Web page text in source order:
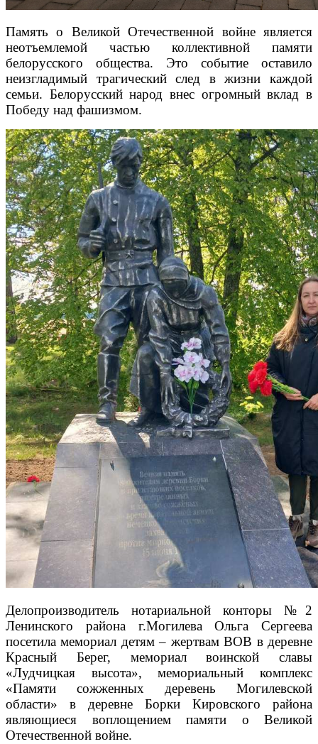
Память о Великой Отечественной войне является
неотъемлемой частью коллективной памяти
белорусского общества. Это событие оставило
неизгладимый трагический след в жизни каждой
семьи. Белорусский народ внес огромный вклад в
Победу над фашизмом.
Делопроизводитель нотариальной конторы №2
Ленинского района г.Могилева Ольга Сергеева
посетила мемориал детям – жертвам ВОВ в деревне
Красный Берег, мемориал воинской славы
«Лудчицкая высота», мемориальный комплекс
«Памяти сожженных деревень Могилевской
области» в деревне Борки Кировского района
являющиеся воплощением памяти о Великой
Отечественной войне.